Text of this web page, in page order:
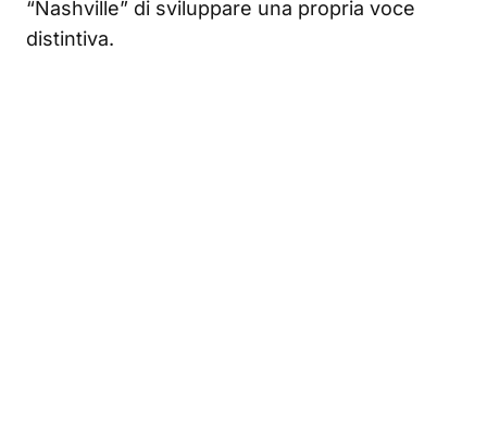
“Nashville” di sviluppare una propria voce
distintiva.